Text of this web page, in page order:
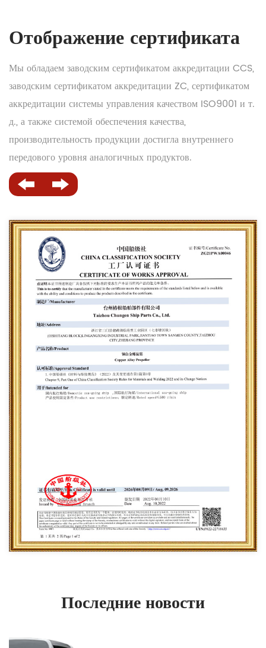
Отображение сертификата
Мы обладаем заводским сертификатом аккредитации CCS,
заводским сертификатом аккредитации ZC, сертификатом
аккредитации системы управления качеством ISO9001 и т.
д., а также системой обеспечения качества,
производительность продукции достигла внутреннего
передового уровня аналогичных продуктов.
Последние новости